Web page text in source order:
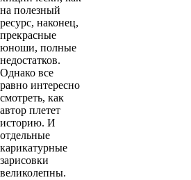
на полезный
ресурс, наконец,
прекрасные
юноши, полные
недостатков.
Однако все
равно интересно
смотреть, как
автор плетет
историю. И
отдельные
карикатурные
зарисовки
великолепны.